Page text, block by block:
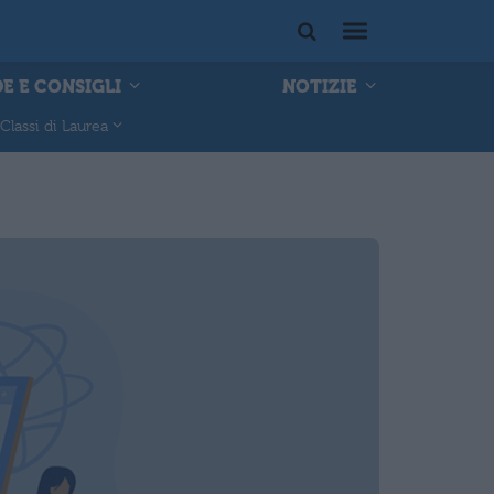
E CONSIGLI NOTIZIE
Classi di Laurea